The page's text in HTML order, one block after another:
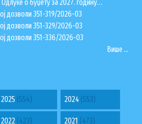
о буџету за 2027. годину…
дозволи 351-319/2026-03
дозволи 351-329/2026-03
дозволи 351-336/2026-03
Више ...
2025 (554) 2024 (553)
2022 (423) 2021 (473)